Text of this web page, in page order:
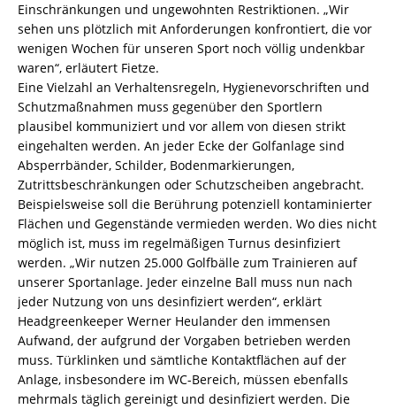
Einschränkungen und ungewohnten Restriktionen. „Wir
sehen uns plötzlich mit Anforderungen konfrontiert, die vor
wenigen Wochen für unseren Sport noch völlig undenkbar
waren“, erläutert Fietze.
Eine Vielzahl an Verhaltensregeln, Hygienevorschriften und
Schutzmaßnahmen muss gegenüber den Sportlern
plausibel kommuniziert und vor allem von diesen strikt
eingehalten werden. An jeder Ecke der Golfanlage sind
Absperrbänder, Schilder, Bodenmarkierungen,
Zutrittsbeschränkungen oder Schutzscheiben angebracht.
Beispielsweise soll die Berührung potenziell kontaminierter
Flächen und Gegenstände vermieden werden. Wo dies nicht
möglich ist, muss im regelmäßigen Turnus desinfiziert
werden. „Wir nutzen 25.000 Golfbälle zum Trainieren auf
unserer Sportanlage. Jeder einzelne Ball muss nun nach
jeder Nutzung von uns desinfiziert werden“, erklärt
Headgreenkeeper Werner Heulander den immensen
Aufwand, der aufgrund der Vorgaben betrieben werden
muss. Türklinken und sämtliche Kontaktflächen auf der
Anlage, insbesondere im WC-Bereich, müssen ebenfalls
mehrmals täglich gereinigt und desinfiziert werden. Die